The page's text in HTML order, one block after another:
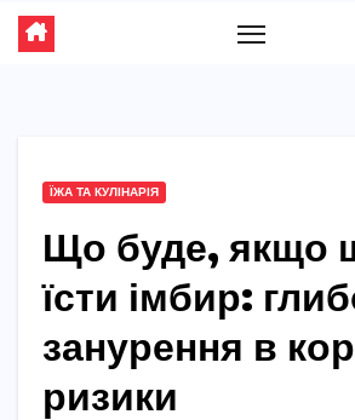
ЇЖА ТА КУЛІНАРІЯ
Що буде, якщо
їсти імбир:
занурення в
ризики